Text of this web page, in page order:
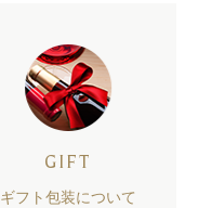
GIFT
ギフト包装について